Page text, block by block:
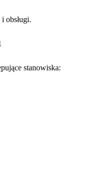
obsługi.
stanowiska: